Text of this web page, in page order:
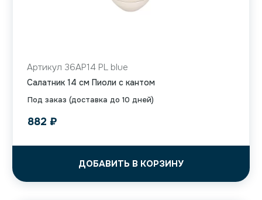
Под заказ (доставка до 10 дней)
Артикул 36AP14 PL blue
Салатник 14 см Пиоли с кантом
882 ₽
ДОБАВИТЬ В КОРЗИНУ